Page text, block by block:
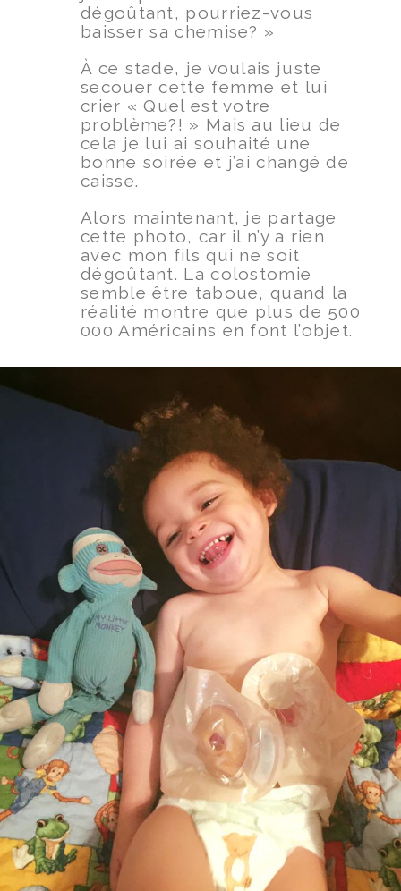
dégoûtant, pourriez-vous
baisser sa chemise? »
À ce stade, je voulais juste
secouer cette femme et lui
crier « Quel est votre
problème?! » Mais au lieu de
cela je lui ai souhaité une
bonne soirée et j’ai changé de
caisse.
Alors maintenant, je partage
cette photo, car il n’y a rien
avec mon fils qui ne soit
dégoûtant. La colostomie
semble être taboue, quand la
réalité montre que plus de 500
000 Américains en font l’objet.